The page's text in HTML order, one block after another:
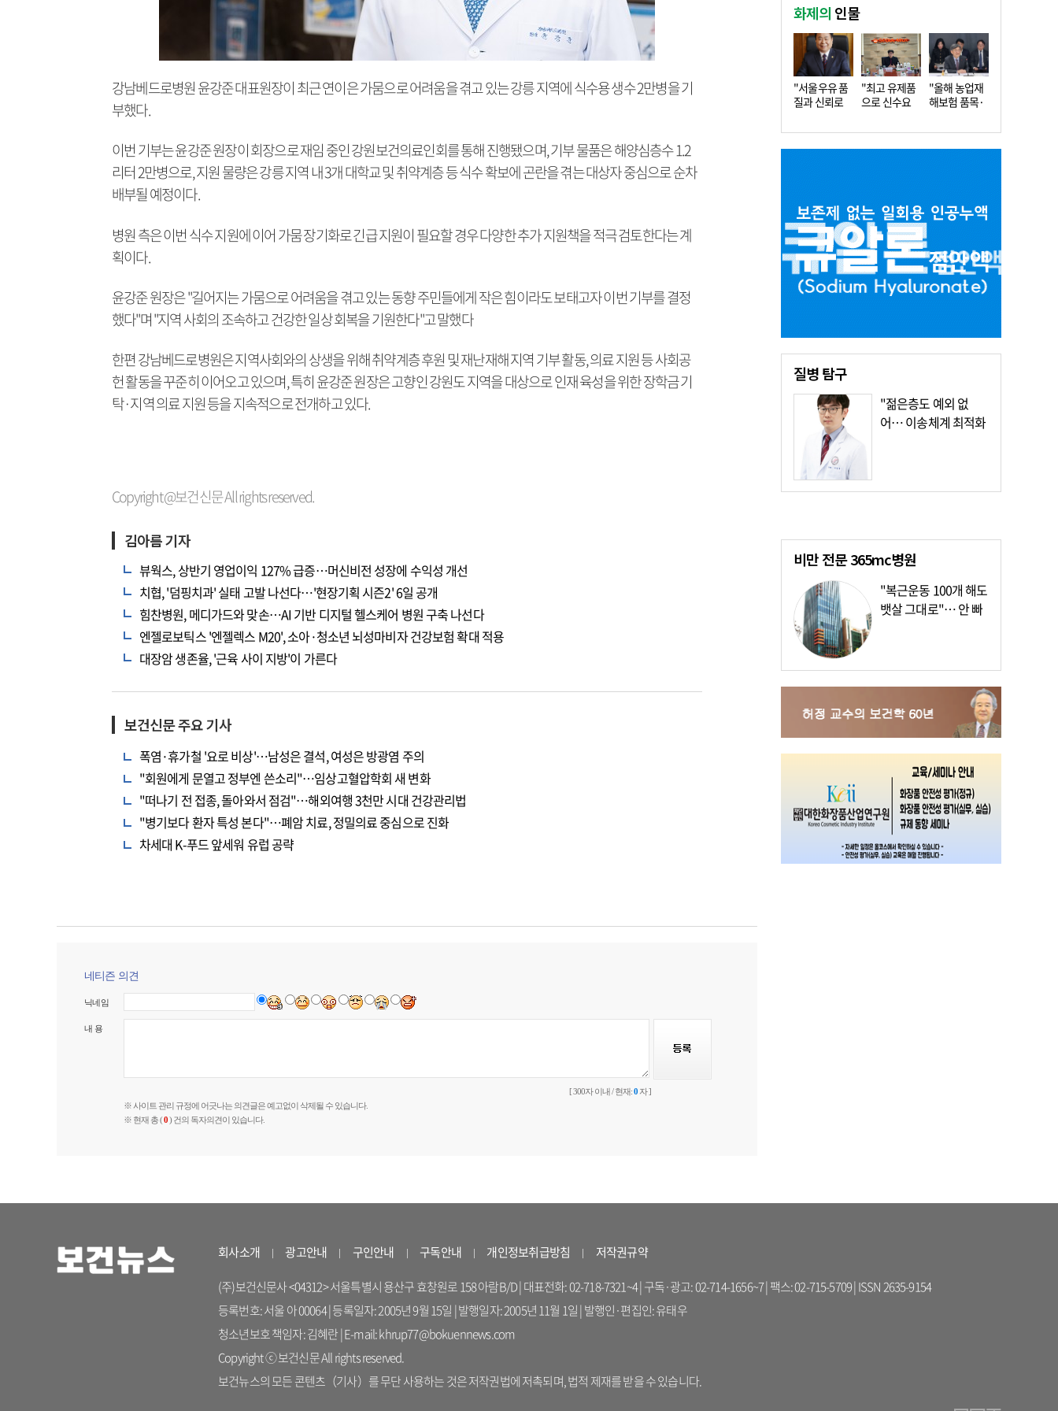
강남베드로병원 윤강준 대표원장이 최근 연이은 가뭄으로 어려움을 겪고 있는 강릉 지역에 식수용 생수 2만병을 기
부했다.
이번 기부는 윤강준 원장이 회장으로 재임 중인 강원보건의료인회를 통해 진행됐으며, 기부 물품은 해양심층수 1.2
리터 2만병으로, 지원 물량은 강릉 지역 내 3개 대학교 및 취약계층 등 식수 확보에 곤란을 겪는 대상자 중심으로 순차
배부될 예정이다.
병원 측은 이번 식수 지원에 이어 가뭄 장기화로 긴급 지원이 필요할 경우 다양한 추가 지원책을 적극 검토한다는 계
획이다.
윤강준 원장은 "길어지는 가뭄으로 어려움을 겪고 있는 동향 주민들에게 작은 힘이라도 보태고자 이번 기부를 결정
했다"며 "지역 사회의 조속하고 건강한 일상 회복을 기원한다"고 말했다
한편 강남베드로병원은 지역사회와의 상생을 위해 취약계층 후원 및 재난재해 지역 기부 활동, 의료 지원 등 사회공
헌 활동을 꾸준히 이어오고 있으며, 특히 윤강준 원장은 고향인 강원도 지역을 대상으로 인재 육성을 위한 장학금 기
탁·지역 의료 지원 등을 지속적으로 전개하고 있다.
Copyright @보건신문 All rights reserved.
김아름 기자
뷰웍스, 상반기 영업이익 127% 급증…머신비전 성장에 수익성 개선
치협, '덤핑치과' 실태 고발 나선다…'현장기획 시즌2' 6일 공개
힘찬병원, 메디가드와 맞손…AI 기반 디지털 헬스케어 병원 구축 나선다
엔젤로보틱스 '엔젤렉스 M20', 소아·청소년 뇌성마비자 건강보험 확대 적용
대장암 생존율, '근육 사이 지방'이 가른다
보건신문 주요 기사
폭염·휴가철 '요로 비상'…남성은 결석, 여성은 방광염 주의
"회원에게 문열고 정부엔 쓴소리"…임상고혈압학회 새 변화
"떠나기 전 접종, 돌아와서 점검"…해외여행 3천만 시대 건강관리법
"병기보다 환자 특성 본다"…폐암 치료, 정밀의료 중심으로 진화
차세대 K-푸드 앞세워 유럽 공략
네티즌 의견
닉네임
내 용
[ 300자 이내 / 현재:0 자 ]
※ 사이트 관리 규정에 어긋나는 의견글은 예고없이 삭제될 수 있습니다.
※ 현재 총 (0) 건의 독자의견이 있습니다.
화제의 인물
"서울우유 품
질과 신뢰로
"최고 유제품
으로 신수요
"올해 농업재
해보험 품목·
질병탐구
"젊은층도 예외 없
어… 이송체계 최적화
비만 전문365mc병원
"복근운동 100개 해도
뱃살 그대로"… 안 빠
회사소개 광고안내 구인안내 구독안내 개인정보취급방침
저작권규약
(주)보건신문사 <04312> 서울특별시 용산구 효창원로 158 아람B/D | 대표전화: 02-718-7321~4 | 구독·광고: 02-714-1656~7 | 팩스: 02-715-5709 | ISSN 2635-9154
등록번호: 서울 아 00064 | 등록일자: 2005년 9월 15일 | 발행일자: 2005년 11월 1일 | 발행인·편집인: 유태우
청소년보호 책임자: 김혜란 | E-mail: khrup77@bokuennews.com
Copyright ⓒ 보건신문 All rights reserved.
보건뉴스의 모든 콘텐츠（기사）를 무단 사용하는 것은 저작권법에 저촉되며, 법적 제재를 받을 수 있습니다.